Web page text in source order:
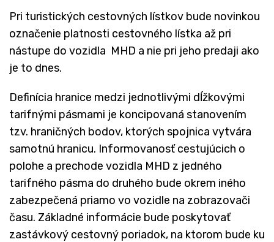
Pri turistických cestovných lístkov bude novinkou
označenie platnosti cestovného lístka až pri
nástupe do vozidla MHD a nie pri jeho predaji ako
je to dnes.
Definícia hranice medzi jednotlivými dĺžkovými
tarifnými pásmami je koncipovaná stanovením
tzv. hraničných bodov, ktorých spojnica vytvára
samotnú hranicu. Informovanosť cestujúcich o
polohe a prechode vozidla MHD z jedného
tarifného pásma do druhého bude okrem iného
zabezpečená priamo vo vozidle na zobrazovači
času. Základné informácie bude poskytovať
zastávkový cestovný poriadok, na ktorom bude ku